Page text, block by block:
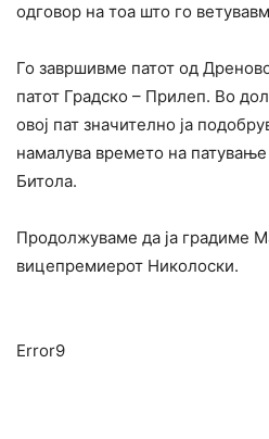
одговор на тоа што го
Го завршивме патот од
патот Градско – Прилеп. Во
овој пат значително ја
намалува времето на
Битола.
Продолжуваме да ја градиме
вицепремиерот Николоски.
Error9